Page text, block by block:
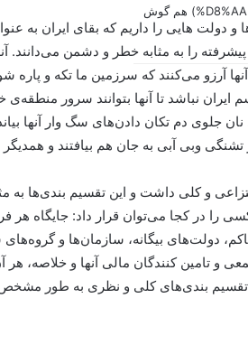
و دولت هایی را داریم که بقای ایران به
را به مثابه خطر و دشمن می‌دانند.
آرزو می‌کنند که سرزمین ما تکه و پاره
ایران نباشد تا آنها بتوانند سرور منطقه‌ی
جلوی دم تکان دادن‌های سگ وار آنها
وبی آبی به جان هم بیافتند و همدیگر
و کلی داشت و این تقسیم بندی‌ها به
را در کجا می‌توان قرار داد: جایگاه
دولت‌های بیگانه، سازمان‌ها و
و تامین کنندگان مالی آنها و خلاصه، هر
تقسیم بندی‌های کلی و نظری به طور
%D8%AA%D8%A7%D9%86-%D8%A8%D9%88%D8%AF%D8%AC%D9%87-id6179207?country=us&nojump=1) هم گوش